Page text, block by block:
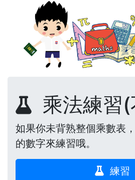
乘法練習
如果你未背熟整個乘數表
的數字來練習哦。
練習